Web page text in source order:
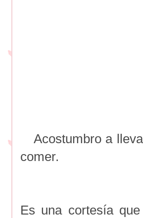
Acostumbro a
comer.
Es una cortesía